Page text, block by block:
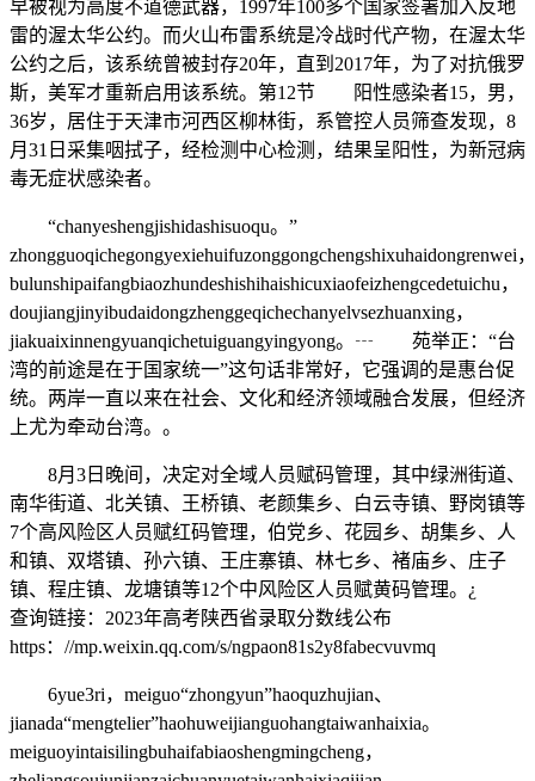
早被视为高度不道德武器，1997年100多个国家签署加入反地
雷的渥太华公约。而火山布雷系统是冷战时代产物，在渥太华
公约之后，该系统曾被封存20年，直到2017年，为了对抗俄罗
斯，美军才重新启用该系统。第12节 阳性感染者15，男，
36岁，居住于天津市河西区柳林街，系管控人员筛查发现，8
月31日采集咽拭子，经检测中心检测，结果呈阳性，为新冠病
毒无症状感染者。
“chanyeshengjishidashisuoqu。”
zhongguoqichegongyexiehuifuzonggongchengshixuhaidongrenwei，
bulunshipaifangbiaozhundeshishihaishicuxiaofeizhengcedetuichu，
doujiangjinyibudaidongzhenggeqichechanyelvsezhuanxing，
jiakuaixinnengyuanqichetuiguangyingyong。┄ 苑举正：“台
湾的前途是在于国家统一”这句话非常好，它强调的是惠台促
统。两岸一直以来在社会、文化和经济领域融合发展，但经济
上尤为牵动台湾。。
8月3日晚间，决定对全域人员赋码管理，其中绿洲街道、
南华街道、北关镇、王桥镇、老颜集乡、白云寺镇、野岗镇等
7个高风险区人员赋红码管理，伯党乡、花园乡、胡集乡、人
和镇、双塔镇、孙六镇、王庄寨镇、林七乡、褚庙乡、庄子
镇、程庄镇、龙塘镇等12个中风险区人员赋黄码管理。¿
查询链接：2023年高考陕西省录取分数线公布
https：//mp.weixin.qq.com/s/ngpaon81s2y8fabecvuvmq
6yue3ri，meiguo“zhongyun”haoquzhujian、
jianada“mengtelier”haohuweijianguohangtaiwanhaixia。
meiguoyintaisilingbuhaifabiaoshengmingcheng，